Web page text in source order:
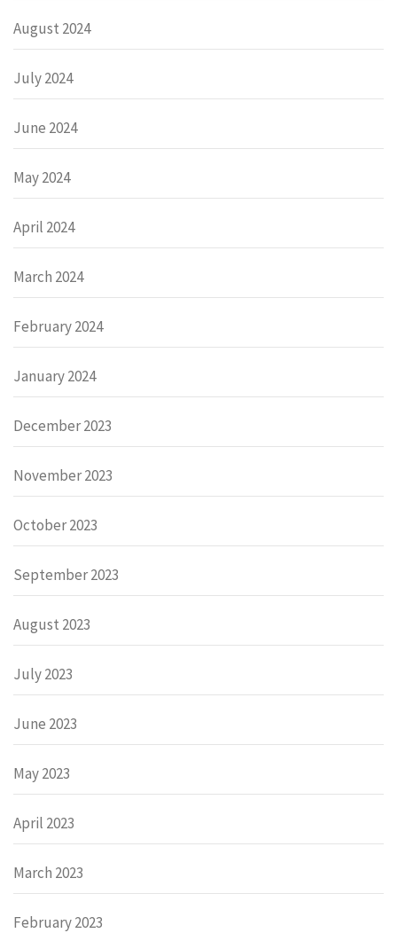
August 2024
July 2024
June 2024
May 2024
April 2024
March 2024
February 2024
January 2024
December 2023
November 2023
October 2023
September 2023
August 2023
July 2023
June 2023
May 2023
April 2023
March 2023
February 2023